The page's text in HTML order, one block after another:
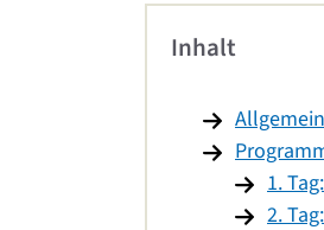
Inhalt
1.
2.